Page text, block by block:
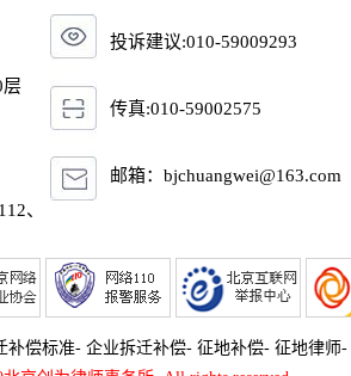
层
、
投诉建议:010-59009293
传真:010-59002575
邮箱：bjchuangwei@163.com
补偿标准- 企业拆迁补偿- 征地补偿- 征地律师-